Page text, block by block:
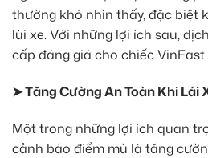
thường khó nhìn thấy, đặc biệt
lùi xe. Với những lợi ích sau,
cấp đáng giá cho chiếc
➤ Tăng Cường An Toàn Khi Lái
Một trong những lợi ích quan
cảnh báo điểm mù là tăng